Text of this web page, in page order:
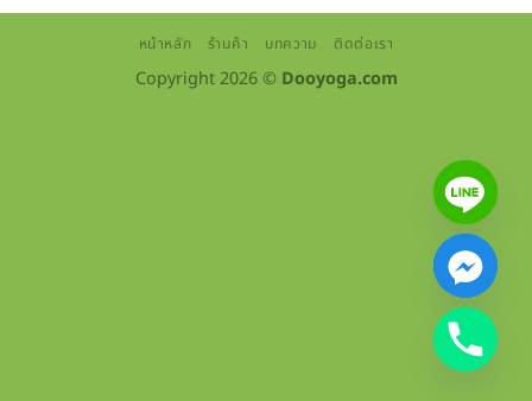
หน้าหลัก ร้านค้า บทความ ติดต่อเรา
Copyright 2026 © Dooyoga.com